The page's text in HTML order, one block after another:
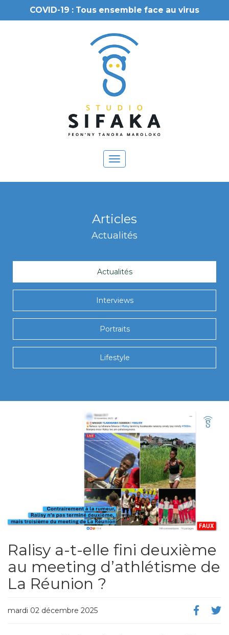
COVID-19 : Tous ensemble face au virus
Toggle
navigation
Articles
Actualités
Actualités
Interviews
Portraits
Lifestyle
Ralisy a-t-elle fini deuxième
au meeting d’athlétisme de
La Réunion ?
mardi 02 décembre 2025